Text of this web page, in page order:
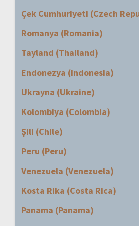
Çek Cumhuriyeti (Czech
Romanya (Romania)
Tayland (Thailand)
Endonezya (Indonesia)
Ukrayna (Ukraine)
Kolombiya (Colombia)
Şili (Chile)
Peru (Peru)
Venezuela (Venezuela)
Kosta Rika (Costa Rica)
Panama (Panama)